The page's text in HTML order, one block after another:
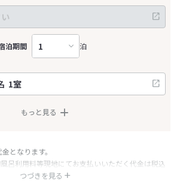
泊期間 泊
もっと見る
つづきを見る
となります。
呂利用料等現地にてお支払いいただく代金は税込
税増税に伴い代金が一部変更となる場合がござい